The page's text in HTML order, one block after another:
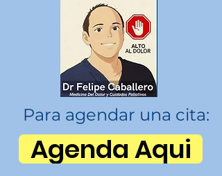
Para agendar una cita:
Agenda Aqui